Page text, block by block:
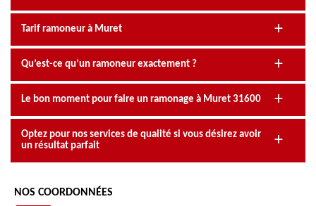
Tarif ramoneur à Muret
Qu’est-ce qu’un ramoneur exactement ?
Le bon moment pour faire un ramonage à Muret 31600
Optez pour nos services de qualité si vous désirez avoir
un résultat parfait
NOS COORDONNÉES